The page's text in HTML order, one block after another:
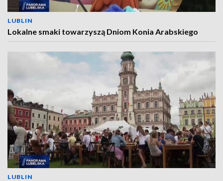
LUBLIN
Lokalne smaki towarzyszą Dniom Konia Arabskiego
LUBLIN